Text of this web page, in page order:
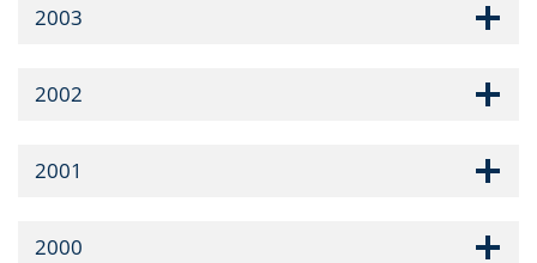
2003
2002
2001
2000